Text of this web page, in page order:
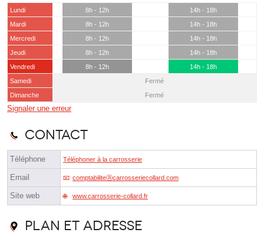
Lundi 8h - 12h
14h - 18h
Mardi
8h - 12h
14h - 18h
Mercredi
8h - 12h
14h - 18h
Jeudi
8h - 12h
14h - 18h
Vendredi
8h - 12h
14h - 18h
Samedi
Fermé
Dimanche
Fermé
Signaler une erreur
Contact
Téléphone Téléphoner à la carrosserie
Email comptabiliteⓐcarrosseriecollard.com
Site web www.carrosserie-collard.fr
Plan et adresse